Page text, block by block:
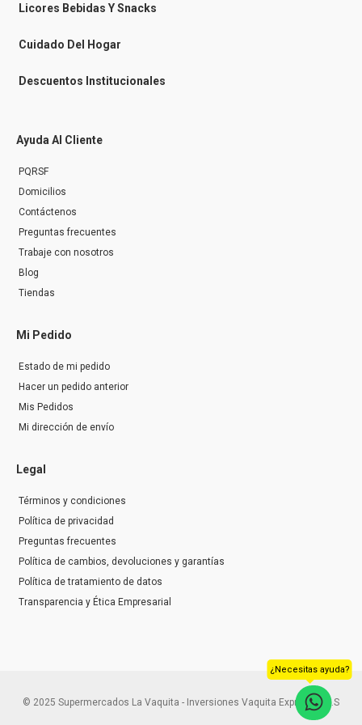
n
g
r
Licores Bebidas Y Snacks
Cuidado Del Hogar
Descuentos Institucionales
Ayuda Al Cliente
PQRSF
Domicilios
Contáctenos
Preguntas frecuentes
Trabaje con nosotros
Blog
Tiendas
Mi Pedido
Estado de mi pedido
Hacer un pedido anterior
Mis Pedidos
Mi dirección de envío
Legal
Términos y condiciones
Política de privacidad
Preguntas frecuentes
Política de cambios, devoluciones y garantías
Política de tratamiento de datos
Transparencia y Ética Empresarial
© 2025 Supermercados La Vaquita - Inversiones Vaquita Express S.A.S
¿Necesitas ayuda?